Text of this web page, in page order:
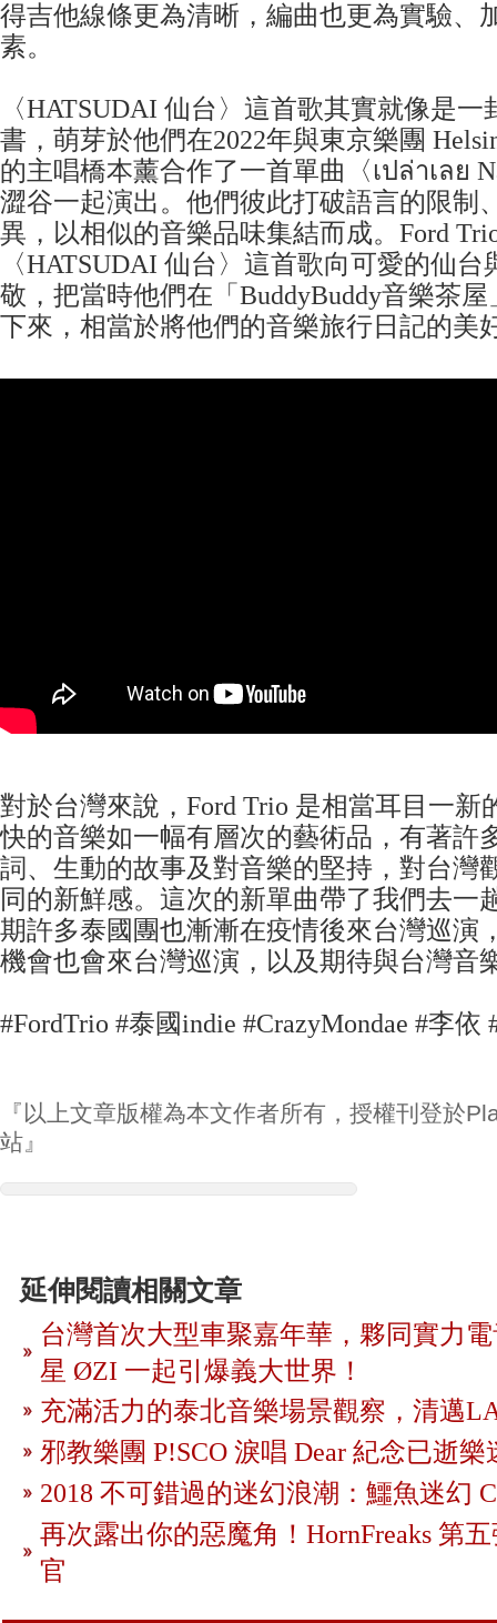
得吉他線條更為清晰，編曲也更為實驗、
素。
〈HATSUDAI 仙台〉這首歌其實就像是
書，萌芽於他們在2022年與東京樂團
的主唱橋本薰合作了一首單曲〈เปล่าเลย
澀谷一起演出。他們彼此打破語言的限制
異，以相似的音樂品味集結而成。Ford
〈HATSUDAI 仙台〉這首歌向可愛的仙
敬，把當時他們在「BuddyBuddy音樂茶
下來，相當於將他們的音樂旅行日記的美
對於台灣來說，Ford Trio 是相當耳目一新
快的音樂如一幅有層次的藝術品，有著許
詞、生動的故事及對音樂的堅持，對台灣
同的新鮮感。這次的新單曲帶了我們去一
期許多泰國團也漸漸在疫情後來台灣巡演
機會也會來台灣巡演，以及期待與台灣音
#FordTrio #泰國indie #CrazyMondae #李依
『以上文章版權為本文作者所有，授權刊登於
站』
延伸閱讀相關文章
台灣首次大型車聚嘉年華，夥同實力
星 ØZI 一起引爆義大世界！
充滿活力的泰北音樂場景觀察，清邁
邪教樂團 P!SCO 淚唱 Dear 紀念已逝樂
2018 不可錯過的迷幻浪潮：鱷魚迷幻
再次露出你的惡魔角！HornFreaks 第
官